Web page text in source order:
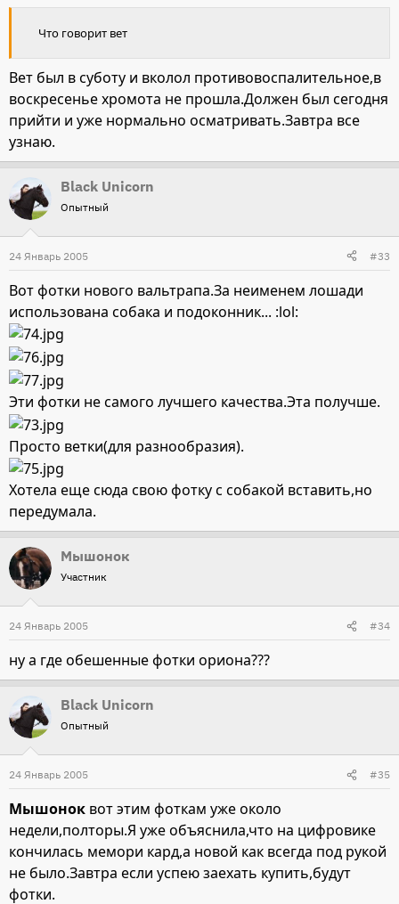
Что говорит вет
Вет был в суботу и вколол противовоспалительное,в
воскресенье хромота не прошла.Должен был сегодня
прийти и уже нормально осматривать.Завтра все
узнаю.
Black Unicorn
Опытный
24 Январь 2005 #33
Вот фотки нового вальтрапа.За неименем лошади
использована собака и подоконник... :lol:
Эти фотки не самого лучшего качества.Эта получше.
Просто ветки(для разнообразия).
Хотела еще сюда свою фотку с собакой вставить,но
передумала.
Мышонок
Участник
24 Январь 2005 #34
ну а где обешенные фотки ориона???
Black Unicorn
Опытный
24 Январь 2005 #35
Мышонок вот этим фоткам уже около
недели,полторы.Я уже объяснила,что на цифровике
кончилась мемори кард,а новой как всегда под рукой
не было.Завтра если успею заехать купить,будут
фотки.